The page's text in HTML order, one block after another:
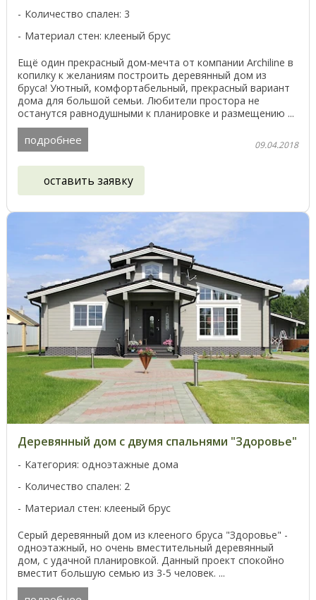
Количество спален: 3
Материал стен: клееный брус
Ещё один прекрасный дом-мечта от компании Archiline в
копилку к желаниям построить деревянный дом из
бруса! Уютный, комфортабельный, прекрасный вариант
дома для большой семьи. Любители простора не
останутся равнодушными к планировке и размещению ...
подробнее 09.04.2018
оставить заявку
Деревянный дом с двумя спальнями "Здоровье"
Категория: одноэтажные дома
Количество спален: 2
Материал стен: клееный брус
Серый деревянный дом из клееного бруса "Здоровье" -
одноэтажный, но очень вместительный деревянный
дом, с удачной планировкой. Данный проект спокойно
вместит большую семью из 3-5 человек. ...